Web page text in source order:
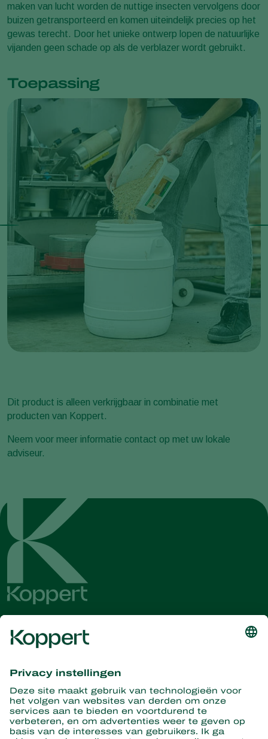
maken van lucht worden de nuttige insecten vervolgens door
buizen getransporteerd en komen uiteindelijk precies op het
gewas terecht. Door het unieke ontwerp lopen de natuurlijke
vijanden geen schade op als de verblazer wordt gebruikt.
Toepassing
Dit product is alleen verkrijgbaar in combinatie met
producten van Koppert.
Neem voor meer informatie contact op met uw lokale
adviseur.
Ontvang het laatste nieuws en
informatie
Hier aanmelden
Partners with Nature